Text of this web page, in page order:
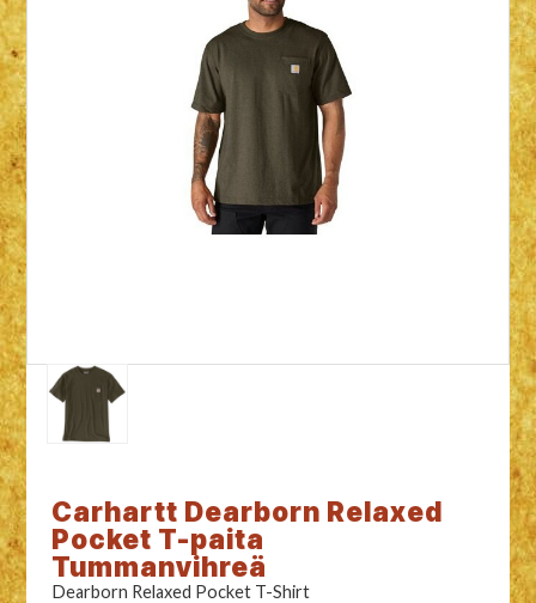
Carhartt Dearborn Relaxed
Pocket T-paita
Tummanvihreä
Dearborn Relaxed Pocket T-Shirt